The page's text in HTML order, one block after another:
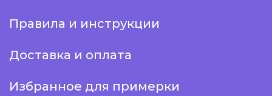
Правила и инструкции
Доставка и оплата
Избранное для примерки